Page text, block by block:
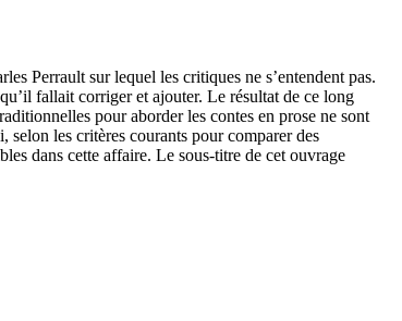
Perrault sur lequel les critiques ne s’entendent pas.
fallait corriger et ajouter. Le résultat de ce long
pour aborder les contes en prose ne sont
les critères courants pour comparer des
dans cette affaire. Le sous-titre de cet ouvrage